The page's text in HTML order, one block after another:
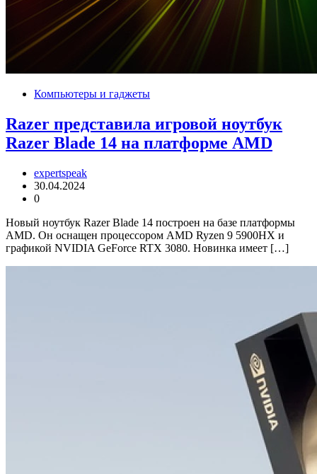
Компьютеры и гаджеты
Razer представила игровой ноутбук
Razer Blade 14 на платформе AMD
expertspeak
30.04.2024
0
Новый ноутбук Razer Blade 14 построен на базе платформы
AMD. Он оснащен процессором AMD Ryzen 9 5900HX и
графикой NVIDIA GeForce RTX 3080. Новинка имеет […]